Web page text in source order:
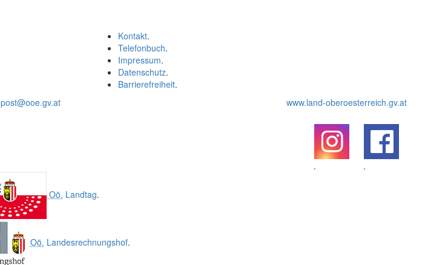
Kontakt.
Telefonbuch.
Impressum.
Datenschutz.
Barrierefreiheit.
post@ooe.gv.at www.land-oberoesterreich.gv.at
.
.
Oö. Landtag.
Oö. Landesrechnungshof.